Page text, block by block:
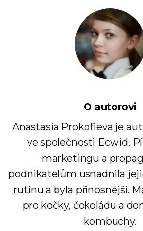
O autorovi
Anastasia Prokofieva je
ve společnosti Ecwid.
marketingu a
podnikatelům usnadnila
rutinu a byla přínosnější.
pro kočky, čokoládu a
kombuchy.